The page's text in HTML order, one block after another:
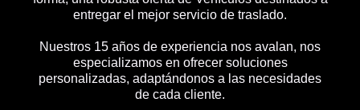
entregar el mejor servicio de traslado.
Nuestros 15 años de experiencia nos avalan, nos
especializamos en ofrecer soluciones
personalizadas, adaptándonos a las necesidades
de cada cliente.